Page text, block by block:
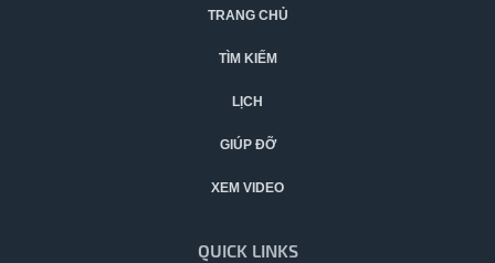
TRANG CHỦ
TÌM KIẾM
LỊCH
GIÚP ĐỠ
XEM VIDEO
QUICK LINKS